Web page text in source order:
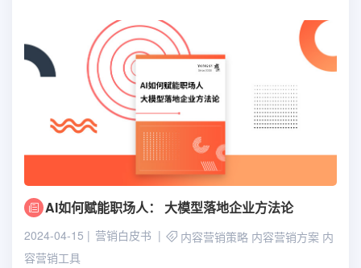
AI如何赋能职场人： 大模型落地企业方法论
2024-04-15 营销白皮书 内容营销策略 内容营销方案 内
容营销工具